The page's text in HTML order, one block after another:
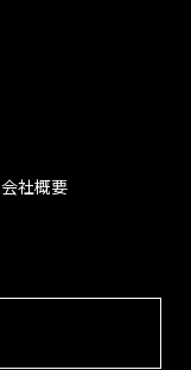
会社概要